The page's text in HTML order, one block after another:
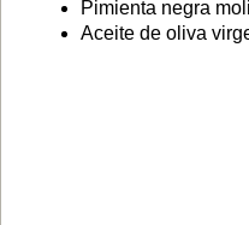
Pimienta negra
Aceite de oliva